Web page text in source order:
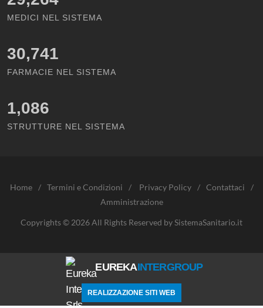
MEDICI NEL SISTEMA
30,741
FARMACIE NEL SISTEMA
1,086
STRUTTURE NEL SISTEMA
Home / Termini e Condizioni / Privacy Policy / Contattaci
/
Amministrazione
Copyrights © 2026 All Rights Reserved by SistemaSanitario.it
EUREKAINTERGROUP
REALIZZAZIONE SITI WEB